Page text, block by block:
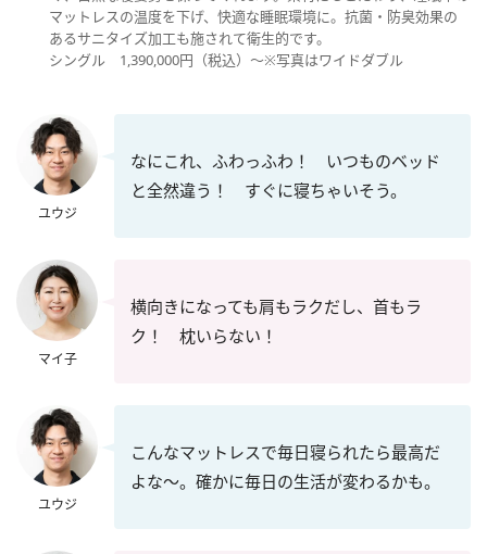
マットレスの温度を下げ、快適な睡眠環境に。抗菌・防臭効果の
あるサニタイズ加工も施されて衛生的です。
シングル 1,390,000円（税込）～※写真はワイドダブル
ユウジ
なにこれ、ふわっふわ！ いつものベッド
と全然違う！ すぐに寝ちゃいそう。
マイ子
横向きになっても肩もラクだし、首もラ
ク！ 枕いらない！
ユウジ
こんなマットレスで毎日寝られたら最高だ
よな～。確かに毎日の生活が変わるかも。